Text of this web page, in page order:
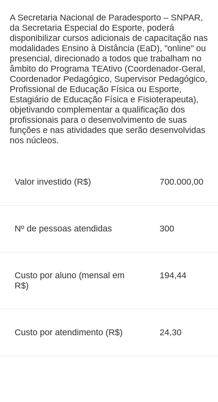
A Secretaria Nacional de Paradesporto – SNPAR,
da Secretaria Especial do Esporte, poderá
disponibilizar cursos adicionais de capacitação nas
modalidades Ensino à Distância (EaD), "online" ou
presencial, direcionado a todos que trabalham no
âmbito do Programa TEAtivo (Coordenador-Geral,
Coordenador Pedagógico, Supervisor Pedagógico,
Profissional de Educação Física ou Esporte,
Estagiário de Educação Física e Fisioterapeuta),
objetivando complementar a qualificação dos
profissionais para o desenvolvimento de suas
funções e nas atividades que serão desenvolvidas
nos núcleos.
Valor investido (R$) 700.000,00
Nº de pessoas atendidas 300
Custo por aluno (mensal em
R$)
194,44
Custo por atendimento (R$) 24,30